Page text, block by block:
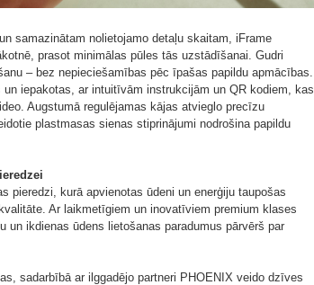
samazinātam nolietojamo detaļu skaitam, iFrame
prasot minimālas pūles tās uzstādīšanai. Gudri
– bez nepieciešamības pēc īpašas papildu apmācības.
iepakotas, ar intuitīvām instrukcijām un QR kodiem, kas
Augstumā regulējamas kājas atvieglo precīzu
plastmasas sienas stiprinājumi nodrošina papildu
pieredzi, kurā apvienotas ūdeni un enerģiju taupošas
Ar laikmetīgiem un inovatīviem premium klases
ikdienas ūdens lietošanas paradumus pārvērš par
sadarbībā ar ilggadējo partneri PHOENIX veido dzīves